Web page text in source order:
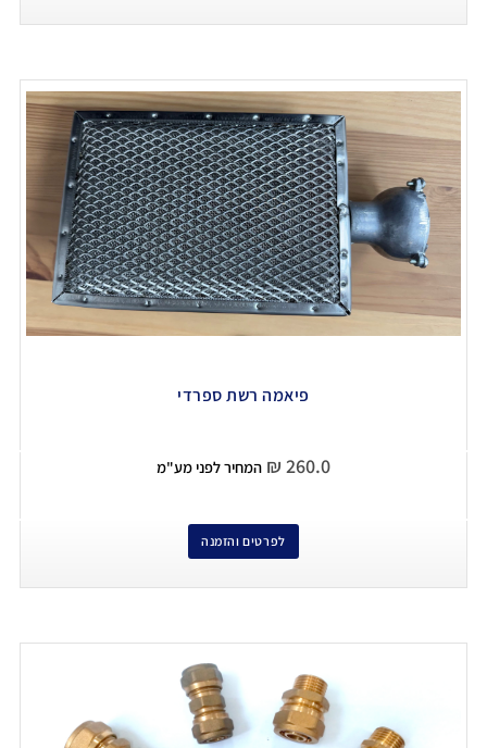
פיאמה רשת ספרדי
₪ 260.0 המחיר לפני מע"מ
לפרטים והזמנה